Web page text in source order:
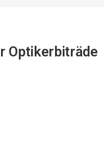
Optikerbiträde